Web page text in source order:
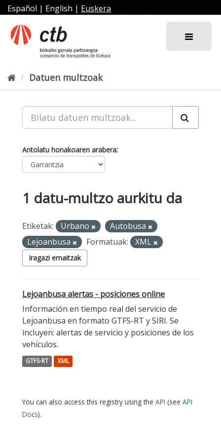
Joan
edukira
Español | English | Euskera
Datuen multzoak
Antolatu honakoaren arabera
1 datu-multzo aurkitu da
Etiketak: Urbano
Autobusa
Lejoanbusa
Formatuak: XML
Iragazi emaitzak
Lejoanbusa alertas - posiciones online
Información en tiempo real del servicio de
Lejoanbusa en formato GTFS-RT y SIRI. Se
incluyen: alertas de servicio y posiciones de los
vehículos.
GTFS-RT XML
You can also access this registry using the API (see API
Docs).